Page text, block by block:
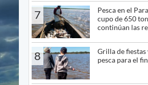
7
Pesca en el
cupo de 650
continúan las
8
Grilla de fiestas
pesca para el